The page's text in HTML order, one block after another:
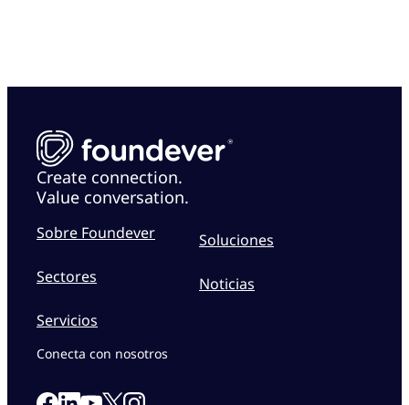
Create connection.
Value conversation.
Sobre Foundever
Sectores
Servicios
Soluciones
Noticias
Conecta con nosotros